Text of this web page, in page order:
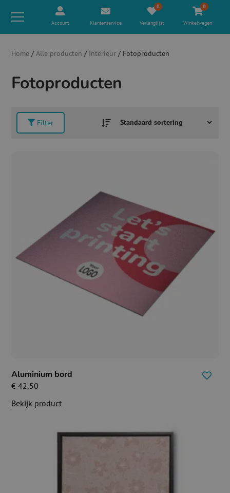
Account Klantenservice
0
Verlanglijst
0
Winkelwagen
Home / Alle producten / Interieur / Fotoproducten
Fotoproducten
Filter
Aluminium bord
€ 42,50
Bekijk product